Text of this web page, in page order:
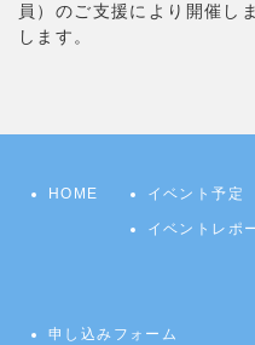
員）のご支援により開催し
します。
HOME イベント予定
イベントレポ
申し込みフォーム